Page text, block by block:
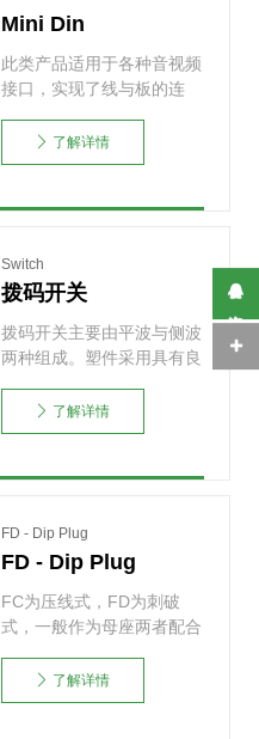
Mini Din
此类产品适用于各种音视频
接口，实现了线与板的连
的…… 了解详情
Switch
拨码开关
拨码开关主要由平波与侧波
两种组成。塑件采用具有良
的…… 了解详情
FD - Dip Plug
FD - Dip Plug
FC为压线式，FD为刺破
式，一般作为母座两者配合
牛…… 了解详情